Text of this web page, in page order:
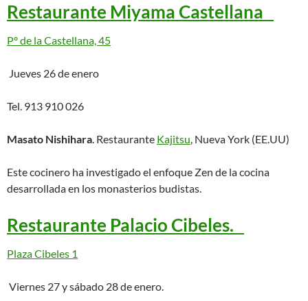
Restaurante Miyama Castellana
Pº de la Castellana, 45
Jueves 26 de enero
Tel. 913 910 026
Masato Nishihara. Restaurante Kajitsu, Nueva York (EE.UU)
Este cocinero ha investigado el enfoque Zen de la cocina
desarrollada en los monasterios budistas.
Restaurante Palacio Cibeles.
Plaza Cibeles 1
Viernes 27 y sábado 28 de enero.